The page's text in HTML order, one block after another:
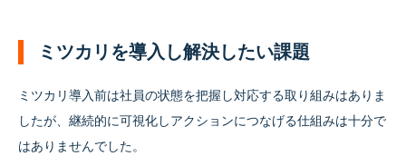
ミツカリを導入し解決したい課題
ミツカリ導入前は社員の状態を把握し対応する取り組みはありま
したが、継続的に可視化しアクションにつなげる仕組みは十分で
はありませんでした。